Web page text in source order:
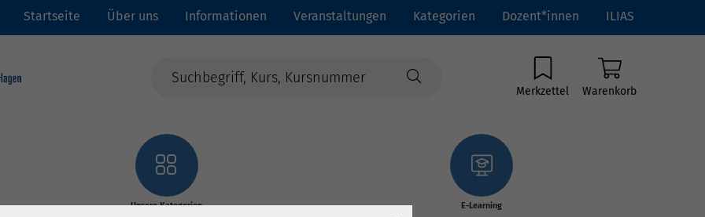
Startseite Über uns Informationen Veranstaltungen Kategorien Dozent*innen ILIAS
Merkzettel Warenkorb
Unsere Kategorien E-Learning